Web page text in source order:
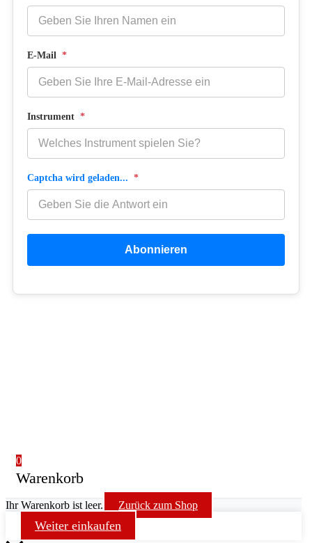
E-Mail *
Instrument *
Captcha wird geladen... *
Abonnieren
0
Warenkorb
Ihr Warenkorb ist leer. Zurück zum Shop
Weiter einkaufen